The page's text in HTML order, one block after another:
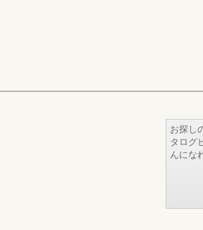
お探し
タログ
んにな